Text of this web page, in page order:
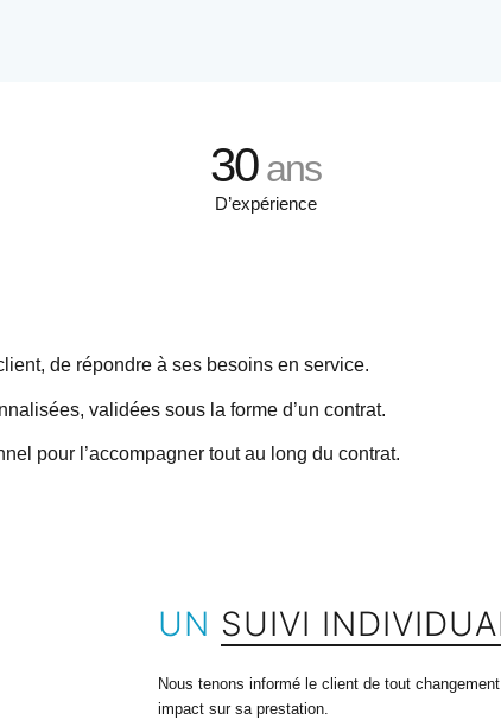
30ans
D’expérience
de répondre à ses besoins en service.
validées sous la forme d’un contrat.
pour l’accompagner tout au long du contrat.
UN SUIVI
Nous tenons informé le client de tout
impact sur sa prestation.